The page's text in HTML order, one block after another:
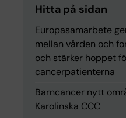
Hitta på sidan
Europasamarbete
mellan vården och
och stärker hoppet
cancerpatienterna
Barncancer nytt
Karolinska CCC